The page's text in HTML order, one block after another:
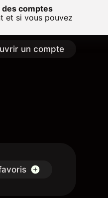
des comptes
et si vous pouvez
un compte